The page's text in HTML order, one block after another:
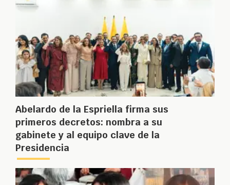
Abelardo de la Espriella firma sus
primeros decretos: nombra a su
gabinete y al equipo clave de la
Presidencia